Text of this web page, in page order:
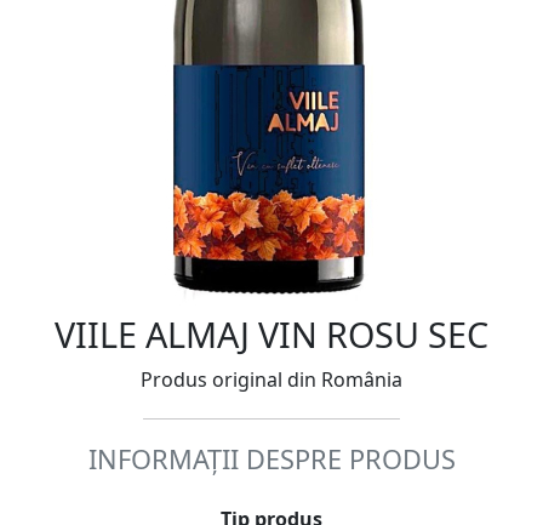
VIILE ALMAJ VIN ROSU SEC
Produs original din România
INFORMAȚII DESPRE PRODUS
Tip produs